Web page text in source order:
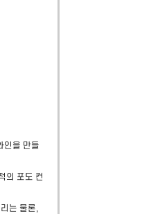
인을 만들
의 포도 컨
는 물론,